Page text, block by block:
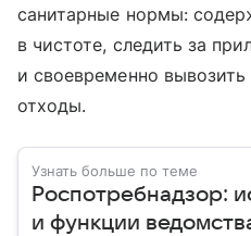
санитарные нормы:
в чистоте, следить за
и своевременно
отходы.
Узнать больше по теме
Роспотребнадзор:
и функции